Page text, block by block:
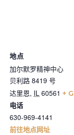
地点
加尔默罗精神中心
贝利路 8419 号
达里恩, IL 60561 +
电话
630-969-4141
前往地点网址